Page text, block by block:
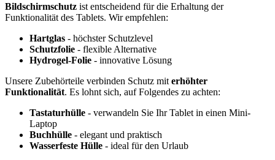
Bildschirmschutz ist entscheidend für die Erhaltung der
Funktionalität des Tablets. Wir empfehlen:
Hartglas - höchster Schutzlevel
Schutzfolie - flexible Alternative
Hydrogel-Folie - innovative Lösung
Unsere Zubehörteile verbinden Schutz mit erhöhter
Funktionalität. Es lohnt sich, auf Folgendes zu achten:
Tastaturhülle - verwandeln Sie Ihr Tablet in einen Mini-
Laptop
Buchhülle - elegant und praktisch
Wasserfeste Hülle - ideal für den Urlaub